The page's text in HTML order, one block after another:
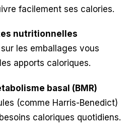
facilement ses calories.
nutritionnelles
les emballages vous
apports caloriques.
basal (BMR)
(comme Harris-Benedict)
caloriques quotidiens.